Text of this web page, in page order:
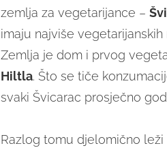
zemlja za vegetarijance –
imaju najviše
Zemlja je dom i prvog
Hiltla. Što se tiče
svaki Švicarac prosječno
Razlog tomu djelomično leži